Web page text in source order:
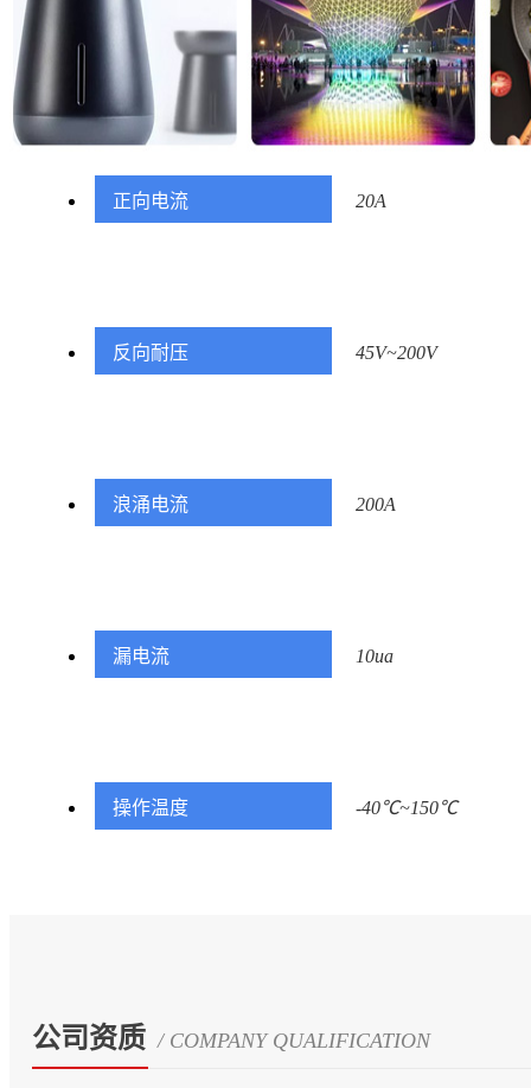
正向电流 20A
反向耐压 45V~200V
浪涌电流 200A
漏电流 10ua
操作温度 -40℃~150℃
公司资质 / COMPANY QUALIFICATION